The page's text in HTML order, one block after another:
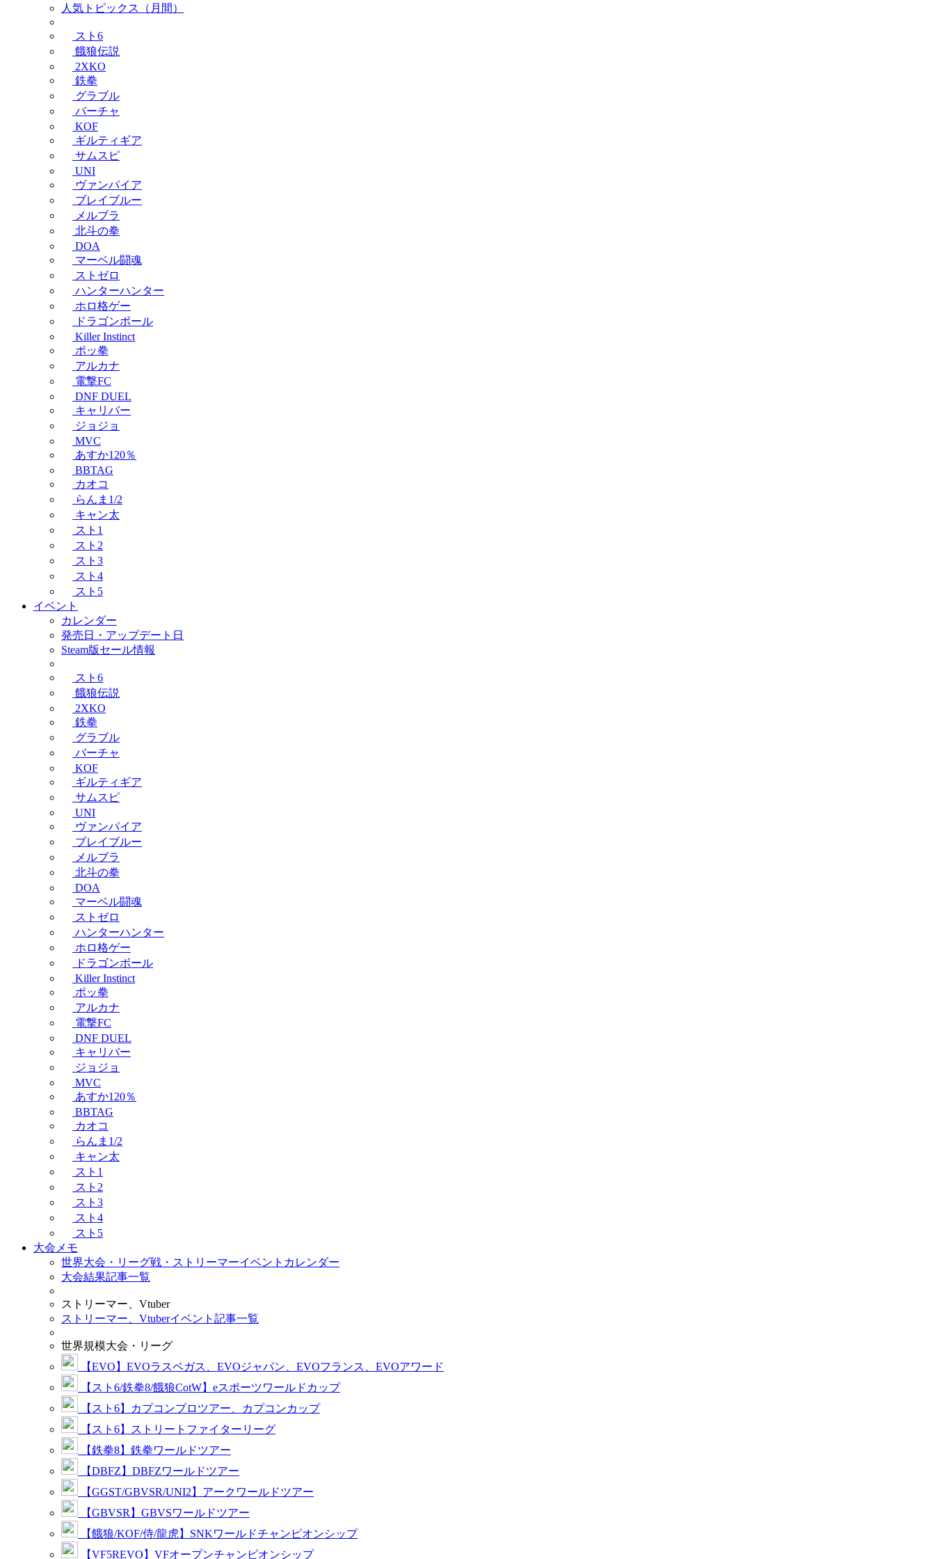
人気トピックス（月間）
スト6
餓狼伝説
2XKO
鉄拳
グラブル
バーチャ
KOF
ギルティギア
サムスピ
UNI
ヴァンパイア
ブレイブルー
メルブラ
北斗の拳
DOA
マーベル闘魂
ストゼロ
ハンターハンター
ホロ格ゲー
ドラゴンボール
Killer Instinct
ポッ拳
アルカナ
電撃FC
DNF DUEL
キャリバー
ジョジョ
MVC
あすか120％
BBTAG
カオコ
らんま1/2
キャン太
スト1
スト2
スト3
スト4
スト5
イベント
カレンダー
発売日・アップデート日
Steam版セール情報
スト6
餓狼伝説
2XKO
鉄拳
グラブル
バーチャ
KOF
ギルティギア
サムスピ
UNI
ヴァンパイア
ブレイブルー
メルブラ
北斗の拳
DOA
マーベル闘魂
ストゼロ
ハンターハンター
ホロ格ゲー
ドラゴンボール
Killer Instinct
ポッ拳
アルカナ
電撃FC
DNF DUEL
キャリバー
ジョジョ
MVC
あすか120％
BBTAG
カオコ
らんま1/2
キャン太
スト1
スト2
スト3
スト4
スト5
大会メモ
世界大会・リーグ戦・ストリーマーイベントカレンダー
大会結果記事一覧
ストリーマー、Vtuber
ストリーマー、Vtuberイベント記事一覧
世界規模大会・リーグ
【EVO】EVOラスベガス、EVOジャパン、EVOフランス、EVOアワード
【スト6/鉄拳8/餓狼CotW】eスポーツワールドカップ
【スト6】カプコンプロツアー、カプコンカップ
【スト6】ストリートファイターリーグ
【鉄拳8】鉄拳ワールドツアー
【DBFZ】DBFZワールドツアー
【GGST/GBVSR/UNI2】アークワールドツアー
【GBVSR】GBVSワールドツアー
【餓狼/KOF/侍/龍虎】SNKワールドチャンピオンシップ
【VF5REVO】VFオープンチャンピオンシップ